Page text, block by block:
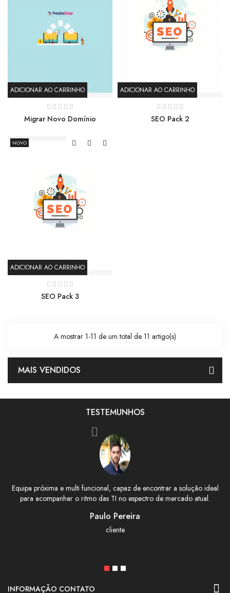
ADICIONAR AO CARRINHO
Migrar Novo Domínio
ADICIONAR AO CARRINHO
SEO Pack 2
NOVO
ADICIONAR AO CARRINHO
SEO Pack 3
A mostrar 1-11 de um total de 11 artigo(s)
MAIS VENDIDOS
TESTEMUNHOS
Super profissional e de qualidade e confiança.. Aconselho
João Oliveira
cliente
INFORMAÇÃO CONTATO